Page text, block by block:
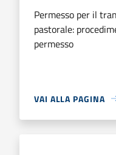
Permesso per il
pastorale:
permesso
VAI ALLA PAGINA